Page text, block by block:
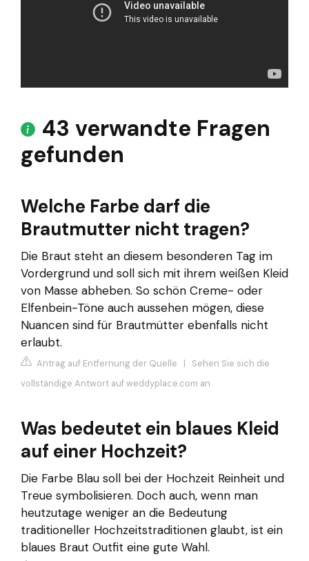
43 verwandte Fragen
gefunden
Welche Farbe darf die
Brautmutter nicht tragen?
Die Braut steht an diesem besonderen Tag im
Vordergrund und soll sich mit ihrem weißen Kleid
von Masse abheben. So schön Creme- oder
Elfenbein-Töne auch aussehen mögen, diese
Nuancen sind für Brautmütter ebenfalls nicht
erlaubt.
Antrag auf Entfernung der Quelle | Sehen Sie sich die
vollständige Antwort auf weddyplace.com an
Was bedeutet ein blaues Kleid
auf einer Hochzeit?
Die Farbe Blau soll bei der Hochzeit Reinheit und
Treue symbolisieren. Doch auch, wenn man
heutzutage weniger an die Bedeutung
traditioneller Hochzeitstraditionen glaubt, ist ein
blaues Braut Outfit eine gute Wahl.